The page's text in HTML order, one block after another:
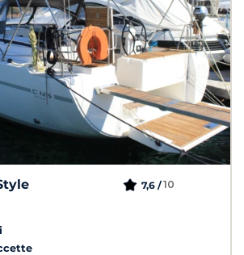
7,6 /10